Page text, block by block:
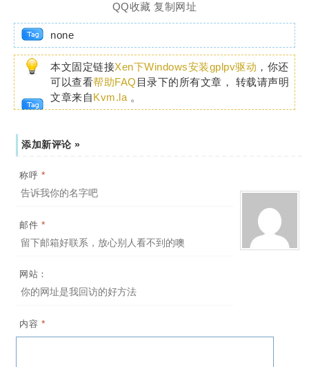
QQ收藏 复制网址
none
本文固定链接Xen下Windows安装gplpv驱动 ，你还
可以查看帮助FAQ 目录下的所有文章， 转载请声明
文章来自Kvm.la 。
添加新评论 »
称呼 *
邮件 *
网站：
内容 *